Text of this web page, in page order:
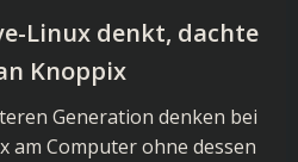
Linux denkt, dachte
Knoppix
Generation denken bei
am Computer ohne dessen